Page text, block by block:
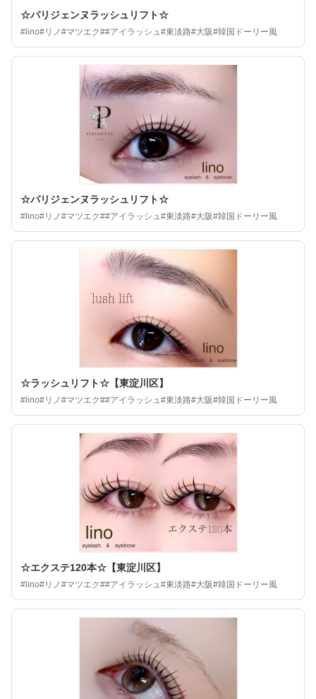
☆パリジェンヌラッシュリフト☆
#lino#リノ#マツエク##アイラッシュ#東淡路#大阪#韓国ドーリー風
☆パリジェンヌラッシュリフト☆
#lino#リノ#マツエク##アイラッシュ#東淡路#大阪#韓国ドーリー風
☆ラッシュリフト☆【東淀川区】
#lino#リノ#マツエク##アイラッシュ#東淡路#大阪#韓国ドーリー風
☆エクステ120本☆【東淀川区】
#lino#リノ#マツエク##アイラッシュ#東淡路#大阪#韓国ドーリー風